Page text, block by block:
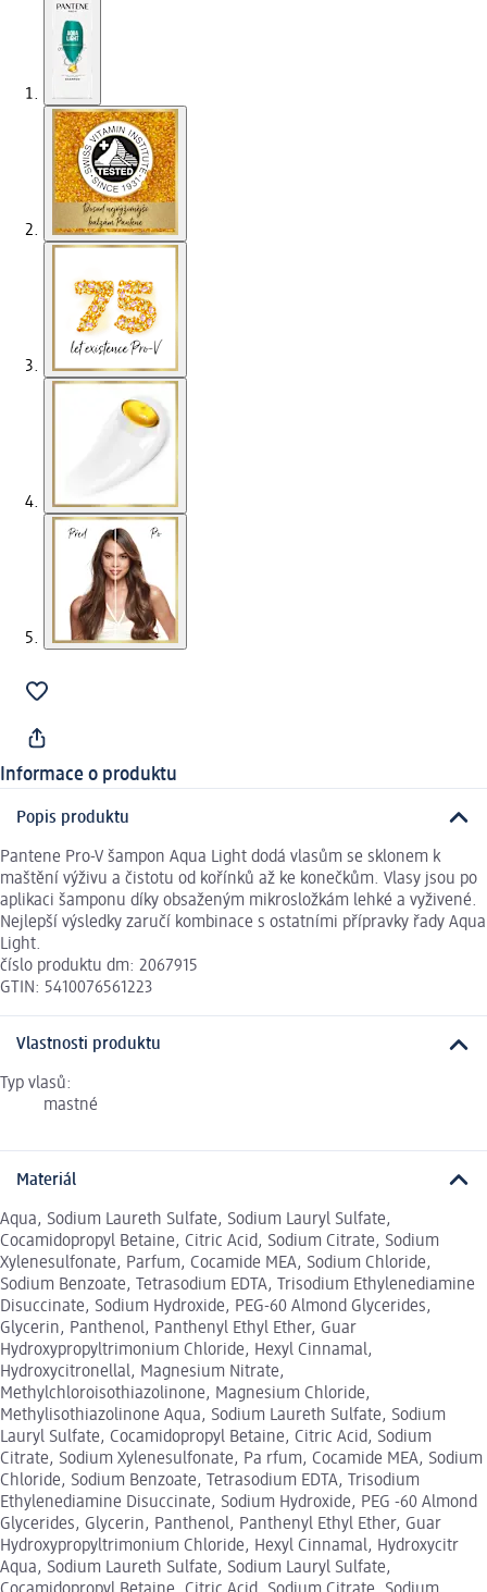
Informace o produktu
Popis produktu
Pantene Pro-V šampon Aqua Light dodá vlasům se sklonem k
maštění výživu a čistotu od kořínků až ke konečkům. Vlasy jsou po
aplikaci šamponu díky obsaženým mikrosložkám lehké a vyživené.
Nejlepší výsledky zaručí kombinace s ostatními přípravky řady Aqua
Light.
číslo produktu dm: 2067915
GTIN: 5410076561223
Vlastnosti produktu
Typ vlasů:
mastné
Materiál
Aqua, Sodium Laureth Sulfate, Sodium Lauryl Sulfate,
Cocamidopropyl Betaine, Citric Acid, Sodium Citrate, Sodium
Xylenesulfonate, Parfum, Cocamide MEA, Sodium Chloride,
Sodium Benzoate, Tetrasodium EDTA, Trisodium Ethylenediamine
Disuccinate, Sodium Hydroxide, PEG-60 Almond Glycerides,
Glycerin, Panthenol, Panthenyl Ethyl Ether, Guar
Hydroxypropyltrimonium Chloride, Hexyl Cinnamal,
Hydroxycitronellal, Magnesium Nitrate,
Methylchloroisothiazolinone, Magnesium Chloride,
Methylisothiazolinone Aqua, Sodium Laureth Sulfate, Sodium
Lauryl Sulfate, Cocamidopropyl Betaine, Citric Acid, Sodium
Citrate, Sodium Xylenesulfonate, Pa rfum, Cocamide MEA, Sodium
Chloride, Sodium Benzoate, Tetrasodium EDTA, Trisodium
Ethylenediamine Disuccinate, Sodium Hydroxide, PEG -60 Almond
Glycerides, Glycerin, Panthenol, Panthenyl Ethyl Ether, Guar
Hydroxypropyltrimonium Chloride, Hexyl Cinnamal, Hydroxycitr
Aqua, Sodium Laureth Sulfate, Sodium Lauryl Sulfate,